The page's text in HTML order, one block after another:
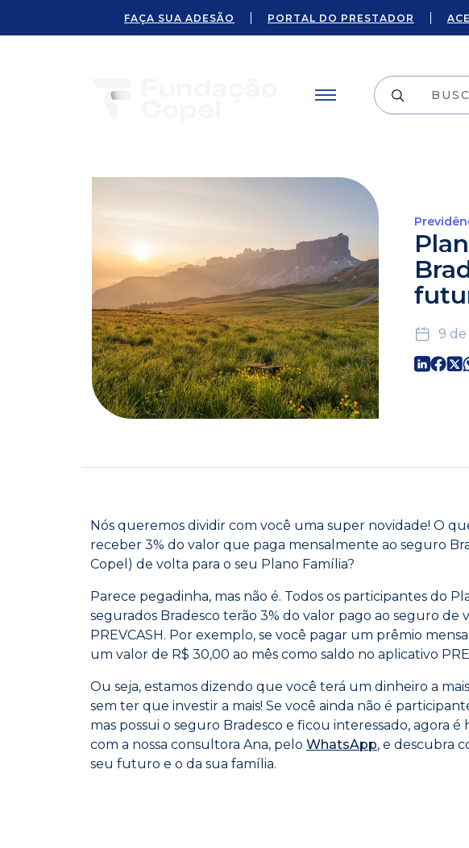
FAÇA SUA ADESÃO PORTAL DO PRESTADOR
9
Nós queremos dividir com você uma super novidade! O
receber 3% do valor que paga mensalmente ao seguro
Copel) de volta para o seu Plano Família?
Parece pegadinha, mas não é. Todos os participantes do
segurados Bradesco terão 3% do valor pago ao seguro de
PREVCASH. Por exemplo, se você pagar um prêmio
um valor de R$ 30,00 ao mês como saldo no aplicativo
Ou seja, estamos dizendo que você terá um dinheiro a
sem ter que investir a mais! Se você ainda não é
mas possui o seguro Bradesco e ficou interessado, agora é
com a nossa consultora Ana, pelo WhatsApp, e descubra
seu futuro e o da sua família.